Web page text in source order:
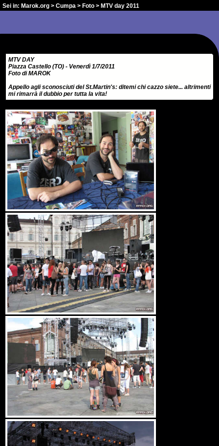
Sei in: Marok.org > Cumpa > Foto > MTV day 2011
MTV DAY
Piazza Castello (TO) - Venerdì 1/7/2011
Foto di MAROK
Appello agli sconosciuti del St.Martin's: ditemi chi cazzo siete... altrimenti
mi rimarrà il dubbio per tutta la vita!